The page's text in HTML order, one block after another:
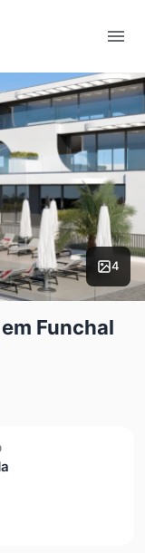
4
Funchal